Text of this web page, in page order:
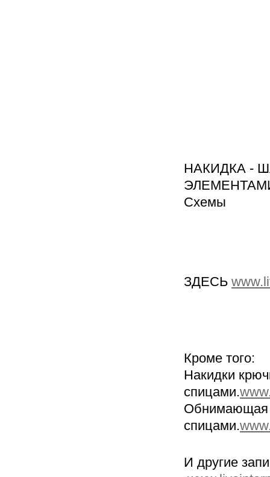
НАКИДКА -
Схемы
ЗДЕСЬ
Кроме того:
Накидки
спицами.
Обнимающая
спицами.
И другие